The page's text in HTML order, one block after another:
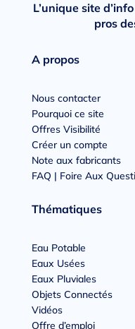
L’unique site
pros
A propos
Nous contacter
Pourquoi ce site
Offres Visibilité
Créer un compte
Note aux fabricants
FAQ | Foire Aux
Thématiques
Eau Potable
Eaux Usées
Eaux Pluviales
Objets Connectés
Vidéos
Offre d’emploi